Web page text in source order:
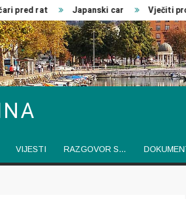
rat Japanski car Vječiti
VIJESTI RAZGOVOR S…